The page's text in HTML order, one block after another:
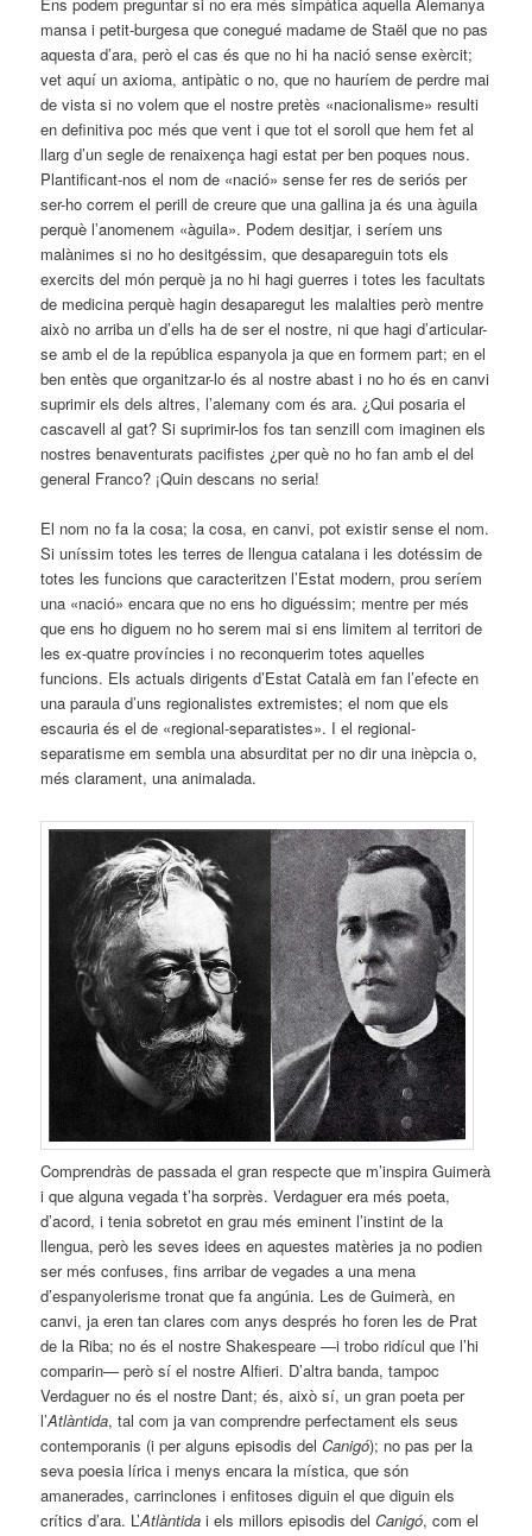
mansa i petit-burgesa que conegué madame de Staël que no pas
aquesta d’ara, però el cas és que no hi ha nació sense exèrcit;
vet aquí un axioma, antipàtic o no, que no hauríem de perdre mai
de vista si no volem que el nostre pretès «nacionalisme» resulti
en definitiva poc més que vent i que tot el soroll que hem fet al
llarg d’un segle de renaixença hagi estat per ben poques nous.
Plantificant-nos el nom de «nació» sense fer res de seriós per
ser-ho correm el perill de creure que una gallina ja és una àguila
perquè l’anomenem «àguila». Podem desitjar, i seríem uns
malànimes si no ho desitgéssim, que desapareguin tots els
exercits del món perquè ja no hi hagi guerres i totes les facultats
de medicina perquè hagin desaparegut les malalties però mentre
això no arriba un d’ells ha de ser el nostre, ni que hagi d’articular-
se amb el de la república espanyola ja que en formem part; en el
ben entès que organitzar-lo és al nostre abast i no ho és en canvi
suprimir els dels altres, l’alemany com és ara. ¿Qui posaria el
cascavell al gat? Si suprimir-los fos tan senzill com imaginen els
nostres benaventurats pacifistes ¿per què no ho fan amb el del
general Franco? ¡Quin descans no seria!
El nom no fa la cosa; la cosa, en canvi, pot existir sense el nom.
Si uníssim totes les terres de llengua catalana i les dotéssim de
totes les funcions que caracteritzen l’Estat modern, prou seríem
una «nació» encara que no ens ho diguéssim; mentre per més
que ens ho diguem no ho serem mai si ens limitem al territori de
les ex-quatre províncies i no reconquerim totes aquelles
funcions. Els actuals dirigents d’Estat Català em fan l’efecte en
una paraula d’uns regionalistes extremistes; el nom que els
escauria és el de «regional-separatistes». I el regional-
separatisme em sembla una absurditat per no dir una inèpcia o,
més clarament, una animalada.
Comprendràs de passada el gran respecte que m’inspira Guimerà
i que alguna vegada t’ha sorprès. Verdaguer era més poeta,
d’acord, i tenia sobretot en grau més eminent l’instint de la
llengua, però les seves idees en aquestes matèries ja no podien
ser més confuses, fins arribar de vegades a una mena
d’espanyolerisme tronat que fa angúnia. Les de Guimerà, en
canvi, ja eren tan clares com anys després ho foren les de Prat
de la Riba; no és el nostre Shakespeare —i trobo ridícul que l’hi
comparin— però sí el nostre Alfieri. D’altra banda, tampoc
Verdaguer no és el nostre Dant; és, això sí, un gran poeta per
l’At­làntida, tal com ja van comprendre perfectament els seus
contemporanis (i per alguns episodis delCanigó); no pas per la
seva poesia lírica i menys encara la mística, que són
amanerades, carrinclones i enfitoses diguin el que diguin els
crítics d’ara. L’Atlàntida i els millors episodis delCanigó, com el